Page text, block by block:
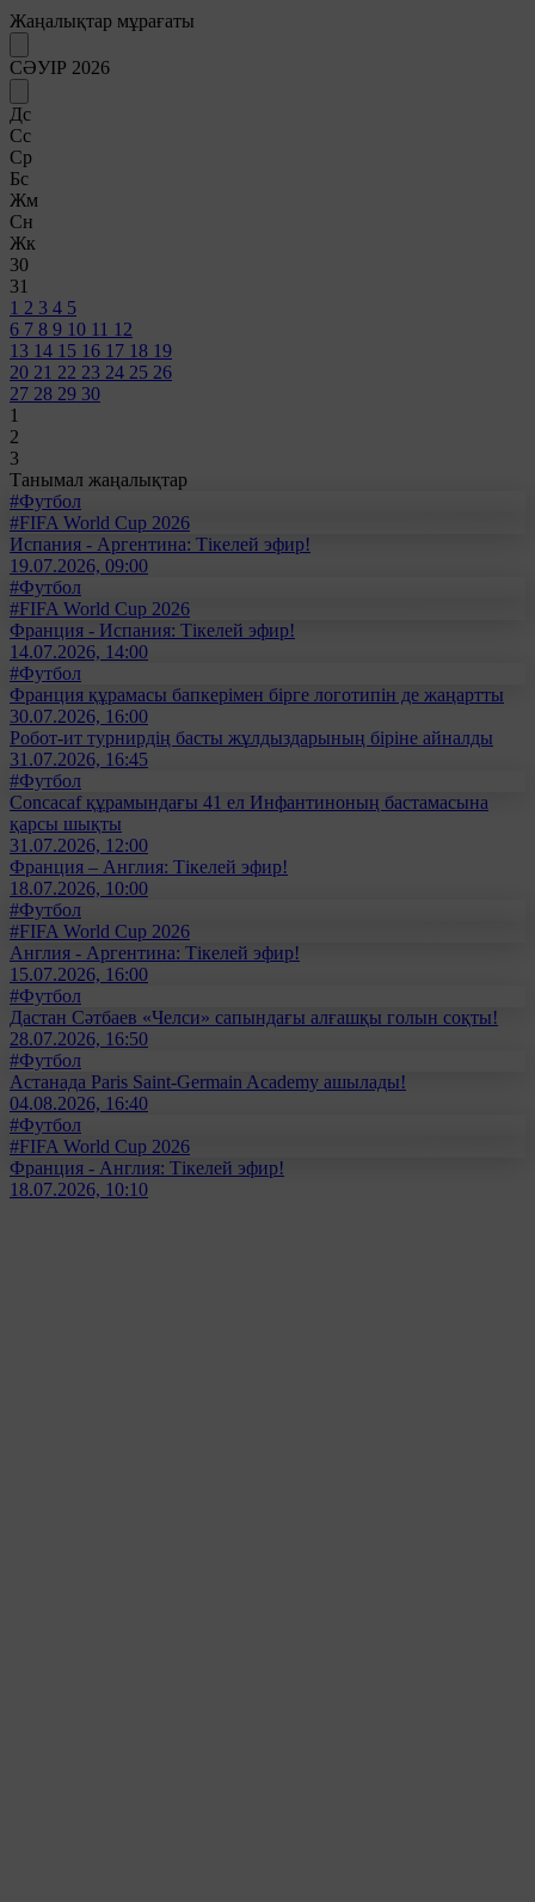
Жаңалықтар мұрағаты
СӘУІР 2026
Дс
Сс
Ср
Бс
Жм
Сн
Жк
30
31
1 2 3 4 5
6 7 8 9 10 11 12
13 14 15 16 17 18 19
20 21 22 23 24 25 26
27 28 29 30
1
2
3
Танымал жаңалықтар
#Футбол
#FIFA World Cup 2026
Испания - Аргентина: Тікелей эфир!
19.07.2026, 09:00
#Футбол
#FIFA World Cup 2026
Франция - Испания: Тікелей эфир!
14.07.2026, 14:00
#Футбол
Франция құрамасы бапкерімен бірге логотипін де жаңартты
30.07.2026, 16:00
Робот-ит турнирдің басты жұлдыздарының біріне айналды
31.07.2026, 16:45
#Футбол
Concacaf құрамындағы 41 ел Инфантиноның бастамасына
қарсы шықты
31.07.2026, 12:00
Франция – Англия: Тікелей эфир!
18.07.2026, 10:00
#Футбол
#FIFA World Cup 2026
Англия - Аргентина: Тікелей эфир!
15.07.2026, 16:00
#Футбол
Дастан Сәтбаев «Челси» сапындағы алғашқы голын соқты!
28.07.2026, 16:50
#Футбол
Астанада Paris Saint-Germain Academy ашылады!
04.08.2026, 16:40
#Футбол
#FIFA World Cup 2026
Франция - Англия: Тікелей эфир!
18.07.2026, 10:10